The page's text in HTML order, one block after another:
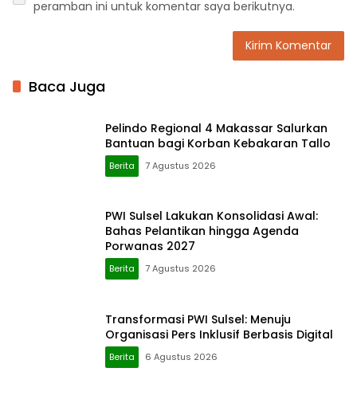
peramban ini untuk komentar saya berikutnya.
Baca Juga
Pelindo Regional 4 Makassar Salurkan
Bantuan bagi Korban Kebakaran Tallo
Berita 7 Agustus 2026
PWI Sulsel Lakukan Konsolidasi Awal:
Bahas Pelantikan hingga Agenda
Porwanas 2027
Berita 7 Agustus 2026
Transformasi PWI Sulsel: Menuju
Organisasi Pers Inklusif Berbasis Digital
Berita 6 Agustus 2026